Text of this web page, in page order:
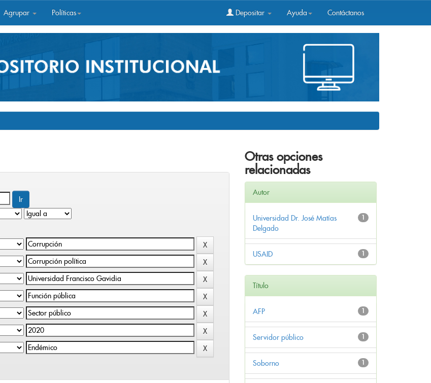
Agrupar Políticas Depositar Ayuda Contáctanos
Otras opciones
relacionadas
Autor
1
Universidad Dr. José Matías
Delgado
1
USAID
Título
1
AFP
1
Servidor público
1
Soborno